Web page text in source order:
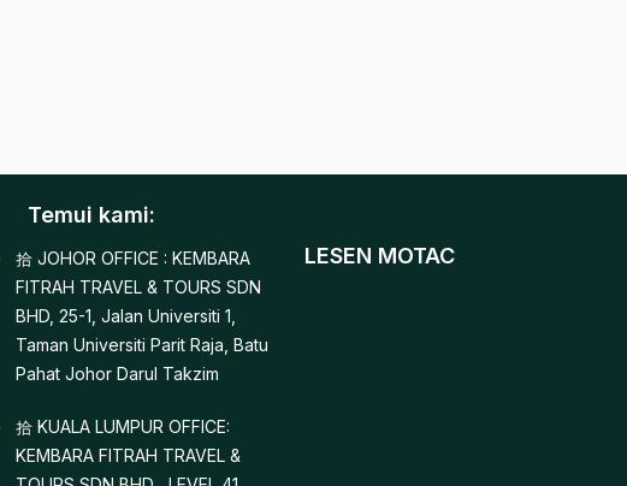
Temui kami:
JOHOR OFFICE : KEMBARA
FITRAH TRAVEL & TOURS SDN
BHD, 25-1, Jalan Universiti 1,
Taman Universiti Parit Raja, Batu
Pahat Johor Darul Takzim
KUALA LUMPUR OFFICE:
KEMBARA FITRAH TRAVEL &
LESEN MOTAC